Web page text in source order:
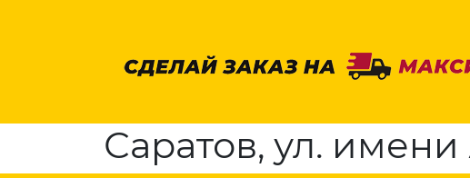
Саратов, ул.